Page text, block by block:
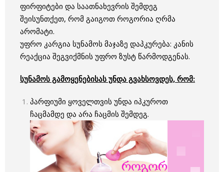
ფირფიტები და საათნახევრის შემდეგ
შეისუნთქეთ, რომ გაიგოთ როგორია ღრმა
არომატი.
უფრო კარგია სუნამოს მაჯაზე დაპკურება: კანის
რეაქცია შეგვიქმნის უფრო ზუსტ წარმოდგენას.
სუნამოს გამოყენებისას უნდა გვახსოვდეს, რომ:
პარფიუმი ყოველთვის უნდა იპკუროთ
ჩაცმამდე და არა ჩაცმის შემდეგ.